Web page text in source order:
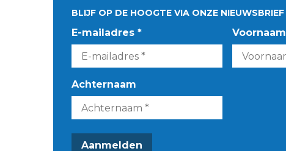
BLIJF OP DE HOOGTE VIA ONZE NIEUWSBRIEF
E-mailadres * Voornaam
Achternaam